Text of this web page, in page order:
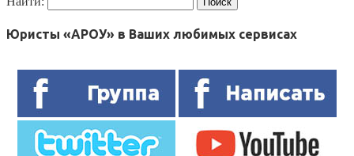
Юристы «АРОУ» в Ваших любимых сервисах